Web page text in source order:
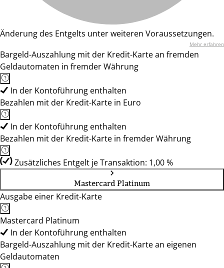
Änderung des Entgelts unter weiteren Voraussetzungen.
Mehr erfahren
Bargeld-Auszahlung mit der Kredit-Karte an fremden
Geldautomaten in fremder Währung
In der Kontoführung enthalten
Bezahlen mit der Kredit-Karte in Euro
In der Kontoführung enthalten
Bezahlen mit der Kredit-Karte in fremder Währung
Zusätzliches Entgelt je Transaktion: 1,00 %
Mastercard Platinum
Ausgabe einer Kredit-Karte
Mastercard Platinum
In der Kontoführung enthalten
Bargeld-Auszahlung mit der Kredit-Karte an eigenen
Geldautomaten